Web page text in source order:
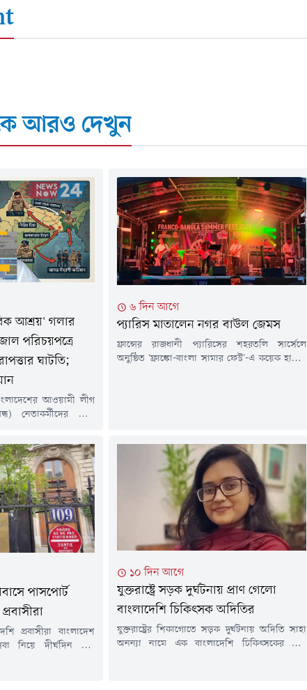
আরও দেখুন
আশ্রয়' গলার
পরিচয়পত্রে
ঘাটতি;
আওয়ামী লীগ
জাল
কেন্দ্রীয় তদন্তকারী
৫ আগস্ট ২০২৪-এ
পর বহু আওয়ামী লীগ
৬ দিন আগে
প্যারিস মাতালেন নগর বাউল জেমস
ফ্রান্সের রাজধানী প্যারিসের শহরতলি সার্সেলে
অনুষ্ঠিত 'ফ্রাঙ্কো-বাংলা সামার ফেস্ট'-এ কয়েক হাজার
আয়োজনে অংশ নিয়েছেন...
পাসপোর্ট
প্রবাসীরা বাংলাদেশ
নিয়ে দীর্ঘদিন ধরে
১০ দিন আগে
যুক্তরাষ্ট্রে সড়ক দুর্ঘটনায় প্রাণ গেলো
বাংলাদেশি চিকিৎসক অদিতির
যুক্তরাষ্ট্রের শিকাগোতে সড়ক দুর্ঘটনায় অদিতি সাহা
অনন্যা নামে এক বাংলাদেশি চিকিৎসকের মৃত্যু